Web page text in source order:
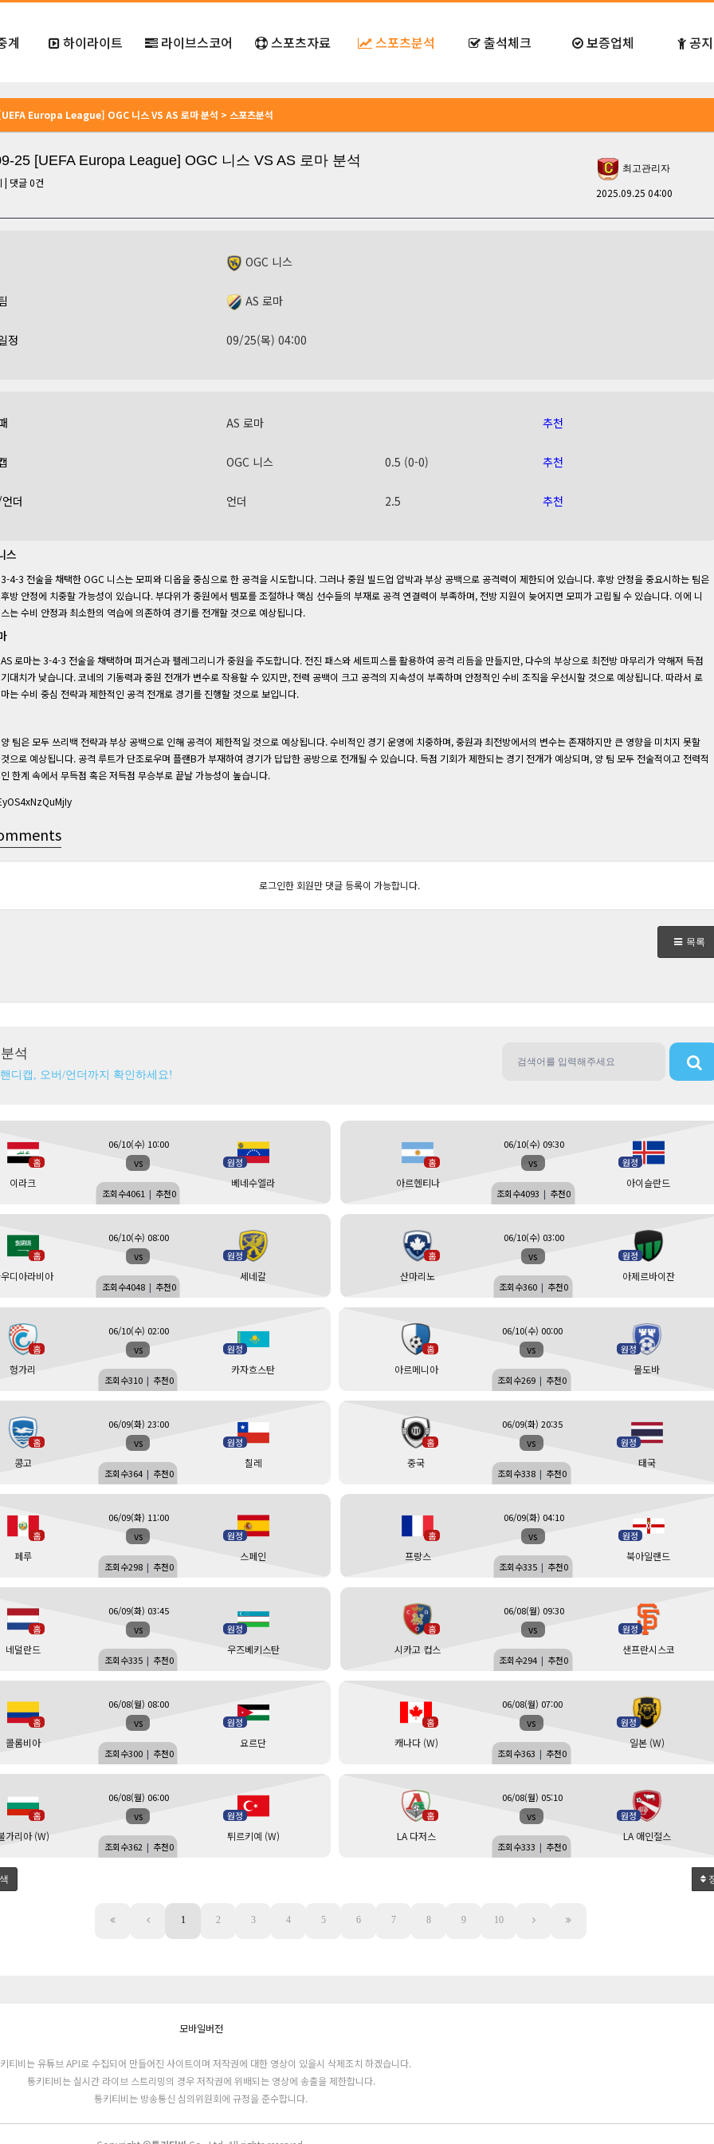
계 하이라이트 라이브스코어 스포츠자료 스포츠분석 출석체크 보증업체 공
Europa League] OGC 니스 VS AS 로마 분석 > 스포츠분석
25 [UEFA Europa League] OGC 니스 VS AS 로마 분석
| 댓글0건
최고관리자
2025.09.25 04:00
OGC 니스
AS 로마
정 09/25(목) 04:00
AS 로마 추천
OGC 니스 0.5 (0-0) 추천
더 언더 2.5 추천
스
3-4-3 전술을 채택한 OGC 니스는 모피와 디옵을 중심으로 한 공격을 시도합니다. 그러나 중원 빌드업 압박과 부상 공백으로 공격력이 제한되어 있습니다. 후방 안정을 중요시하는 팀은
후방 안정에 치중할 가능성이 있습니다. 부다위가 중원에서 템포를 조절하나 핵심 선수들의 부재로 공격 연결력이 부족하며, 전방 지원이 늦어지면 모피가 고립될 수 있습니다. 이에 니
스는 수비 안정과 최소한의 역습에 의존하여 경기를 전개할 것으로 예상됩니다.
AS 로마는 3-4-3 전술을 채택하며 퍼거슨과 펠레그리니가 중원을 주도합니다. 전진 패스와 세트피스를 활용하여 공격 리듬을 만들지만, 다수의 부상으로 최전방 마무리가 약해져 득점
기대치가 낮습니다. 코네의 기동력과 중원 전개가 변수로 작용할 수 있지만, 전력 공백이 크고 공격의 지속성이 부족하며 안정적인 수비 조직을 우선시할 것으로 예상됩니다. 따라서 로
마는 수비 중심 전략과 제한적인 공격 전개로 경기를 진행할 것으로 보입니다.
양 팀은 모두 쓰리백 전략과 부상 공백으로 인해 공격이 제한적일 것으로 예상됩니다. 수비적인 경기 운영에 치중하며, 중원과 최전방에서의 변수는 존재하지만 큰 영향을 미치지 못할
것으로 예상됩니다. 공격 루트가 단조로우며 플랜B가 부재하여 경기가 답답한 공방으로 전개될 수 있습니다. 득점 기회가 제한되는 경기 전개가 예상되며, 양 팀 모두 전술적이고 전력적
인 한계 속에서 무득점 혹은 저득점 무승부로 끝날 가능성이 높습니다.
로그인한 회원만 댓글 등록이 가능합니다.
목록
석
디캡, 오버/언더까지 확인하세요!
홈
이라크
vs 원정
베네수엘라
06/10(수) 10:00
조회수4061 | 추천0
홈
아르헨티나
vs 원정
아이슬란드
06/10(수) 09:30
조회수4093 | 추천0
홈
디아라비아
vs 원정
세네갈
06/10(수) 08:00
조회수4048 | 추천0
홈
산마리노
vs 원정
아제르바이잔
06/10(수) 03:00
조회수360 | 추천0
홈
헝가리
vs 원정
카자흐스탄
06/10(수) 02:00
조회수310 | 추천0
홈
아르메니아
vs 원정
몰도바
06/10(수) 00:00
조회수269 | 추천0
홈
콩고
vs 원정
칠레
06/09(화) 23:00
조회수364 | 추천0
홈
중국
vs 원정
태국
06/09(화) 20:35
조회수338 | 추천0
홈
페루
vs 원정
스페인
06/09(화) 11:00
조회수298 | 추천0
홈
프랑스
vs 원정
북아일랜드
06/09(화) 04:10
조회수335 | 추천0
홈
네덜란드
vs 원정
우즈베키스탄
06/09(화) 03:45
조회수335 | 추천0
홈
시카고 컵스
vs 원정
샌프란시스코
06/08(월) 09:30
조회수294 | 추천0
홈
콜롬비아
vs 원정
요르단
06/08(월) 08:00
조회수300 | 추천0
홈
캐나다 (W)
vs 원정
일본 (W)
06/08(월) 07:00
조회수363 | 추천0
홈
가리아 (W)
vs 원정
튀르키예 (W)
06/08(월) 06:00
조회수362 | 추천0
홈
LA 다저스
vs 원정
LA 애인절스
06/08(월) 05:10
조회수333 | 추천0
1 2 3 4 5 6 7 8 9 10
모바일버전
티비는 유튜브 API로 수집되어 만들어진 사이트이며 저작권에 대한 영상이 있을시 삭제조치 하겠습니다.
통키티비는 실시간 라이브 스트리밍의 경우 저작권에 위배되는 영상에 송출을 제한합니다.
통키티비는 방송통신 심의위원회에 규정을 준수합니다.